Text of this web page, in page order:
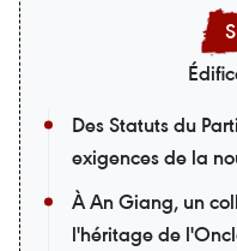
Des Statuts du
exigences de la
À An Giang, un
l'héritage de